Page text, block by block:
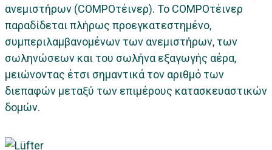
ανεμιστήρων (COMPOτέινερ). Το COMPOτέινερ
παραδίδεται πλήρως προεγκατεστημένο,
συμπεριλαμβανομένων των ανεμιστήρων, των
σωληνώσεων και του σωλήνα εξαγωγής αέρα,
μειώνοντας έτσι σημαντικά τον αριθμό των
διεπαφών μεταξύ των επιμέρους κατασκευαστικών
δομών.